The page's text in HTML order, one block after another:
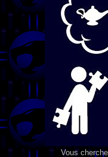
Vous